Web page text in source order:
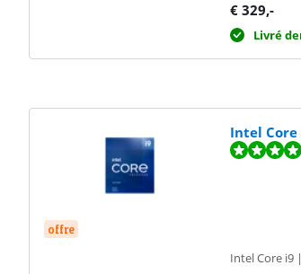
€329,-
Livré
offre
Intel Core
Intel Core i9